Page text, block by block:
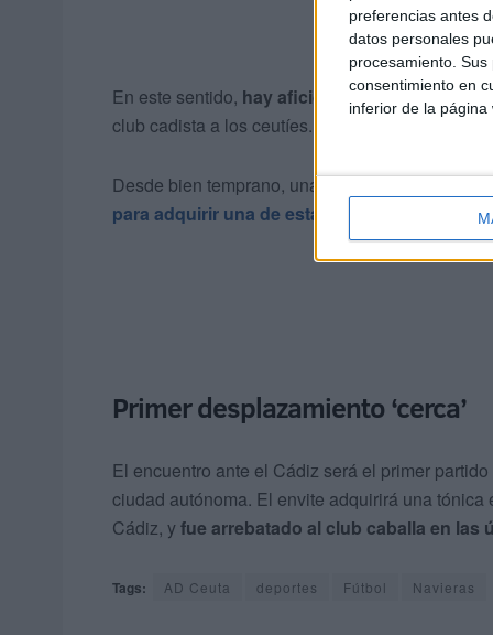
preferencias antes
datos personales
procesamiento.
consentimiento en
inferior de la página
En este sentido, hay aficionados que
club cadista a los ceutíes.
Desde bien temprano, una gran cantidad de
para adquirir una de estas 380 entradas
Primer desplazamiento ‘cerca’
El encuentro ante el Cádiz será el primer
ciudad autónoma. El envite adquirirá una tónica
Cádiz, yfue arrebatado al club caballa en las
Tags: AD Ceuta deportes Fútbol Navieras